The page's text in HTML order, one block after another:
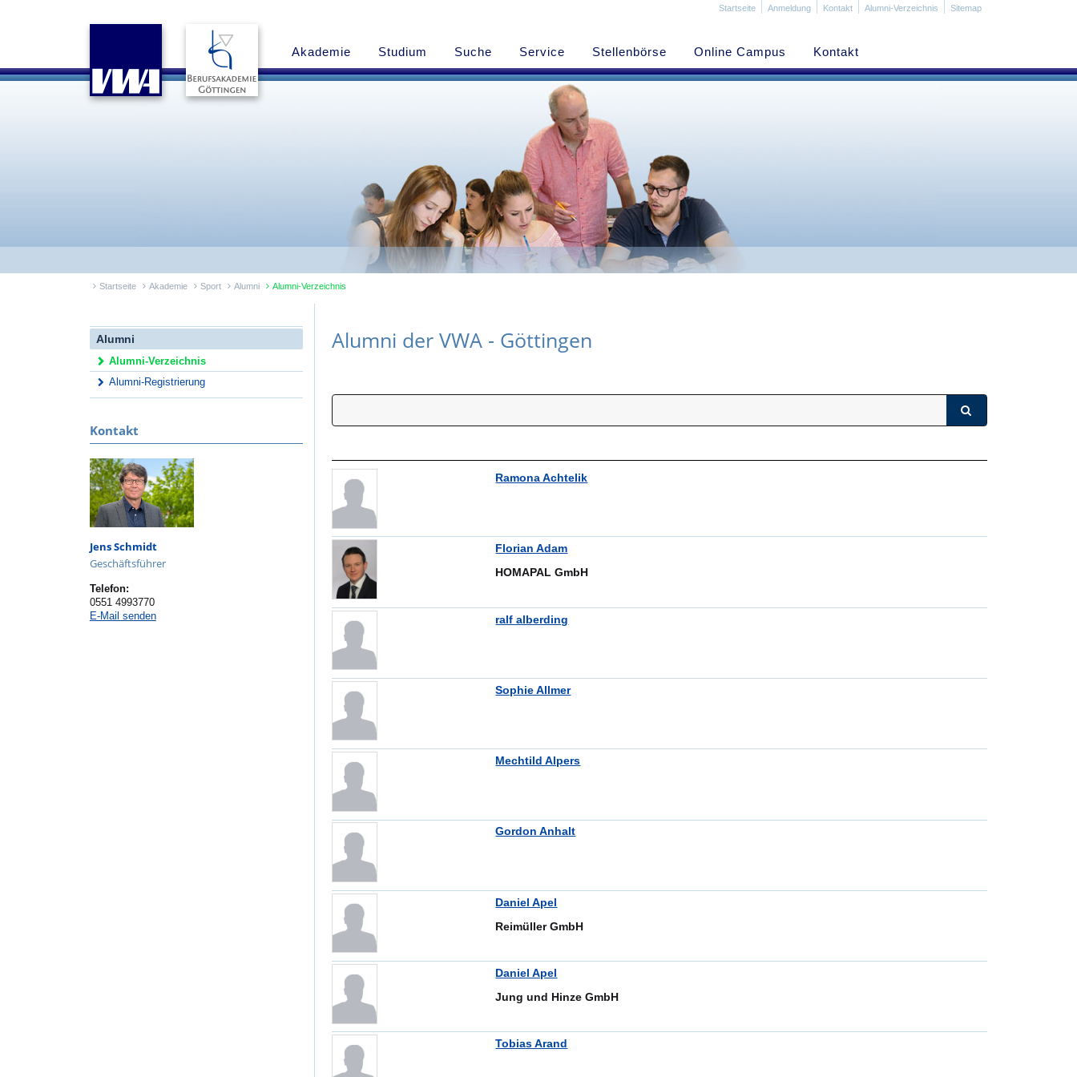
Startseite Anmeldung Kontakt Alumni-Verzeichnis Sitemap
Akademie Studium Suche Service Stellenbörse Online Campus Kontakt
Startseite Akademie Sport Alumni Alumni-Verzeichnis
Alumni
Alumni-Verzeichnis
Alumni-Registrierung
Kontakt
Jens Schmidt
Geschäftsführer
Telefon:
0551 4993770
E-Mail senden
Alumni der VWA - Göttingen
Ramona Achtelik
Florian Adam
HOMAPAL GmbH
ralf alberding
Sophie Allmer
Mechtild Alpers
Gordon Anhalt
Daniel Apel
Reimüller GmbH
Daniel Apel
Jung und Hinze GmbH
Tobias Arand